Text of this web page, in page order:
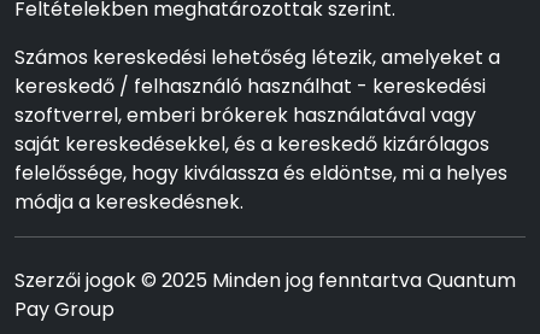
Feltételekben meghatározottak szerint.
Számos kereskedési lehetőség létezik, amelyeket a
kereskedő / felhasználó használhat - kereskedési
szoftverrel, emberi brókerek használatával vagy
saját kereskedésekkel, és a kereskedő kizárólagos
felelőssége, hogy kiválassza és eldöntse, mi a helyes
módja a kereskedésnek.
Szerzői jogok © 2025 Minden jog fenntartva Quantum
Pay Group